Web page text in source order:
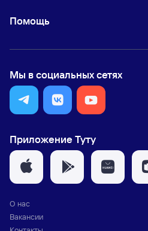
Помощь
Мы в социальных сетях
Приложение Туту
О нас
Вакансии